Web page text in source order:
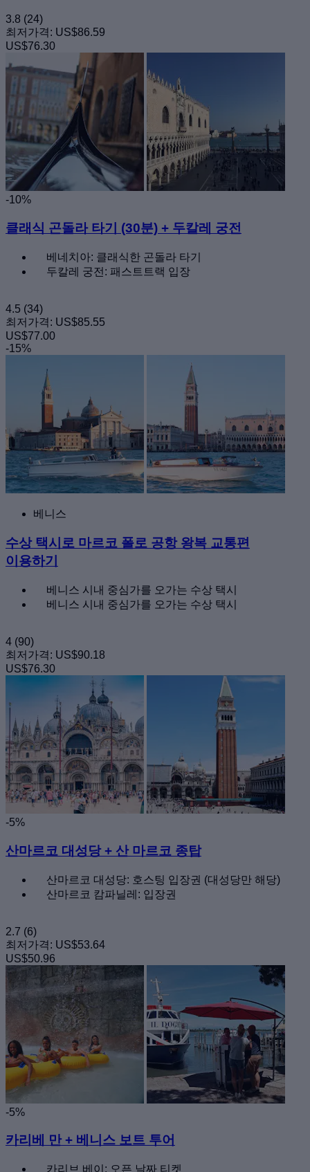
3.8 (24)
최저가격: US$86.59
US$76.30
-10%
클래식 곤돌라 타기 (30분) + 두칼레 궁전
베네치아: 클래식한 곤돌라 타기
두칼레 궁전: 패스트트랙 입장
4.5 (34)
최저가격: US$85.55
US$77.00
-15%
베니스
수상 택시로 마르코 폴로 공항 왕복 교통편
이용하기
베니스 시내 중심가를 오가는 수상 택시
베니스 시내 중심가를 오가는 수상 택시
4 (90)
최저가격: US$90.18
US$76.30
-5%
산마르코 대성당 + 산 마르코 종탑
산마르코 대성당: 호스팅 입장권 (대성당만 해당)
산마르코 캄파닐레: 입장권
2.7 (6)
최저가격: US$53.64
US$50.96
-5%
카리베 만 + 베니스 보트 투어
카리브 베이: 오픈 날짜 티켓